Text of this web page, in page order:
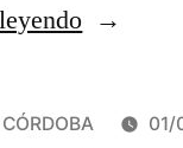
“Villa
Brochero
01/